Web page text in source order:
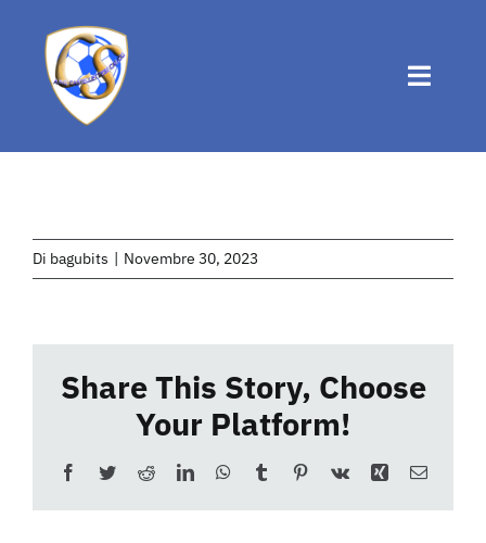
contenuto
Toggle
Chi siamo
News
Di bagubits | Novembre 30, 2023
Share This Story, Choose
Your Platform!
Facebook
TwitterRedditLinkedInWhatsApp
TumblrPinterest
Vk Xing Email